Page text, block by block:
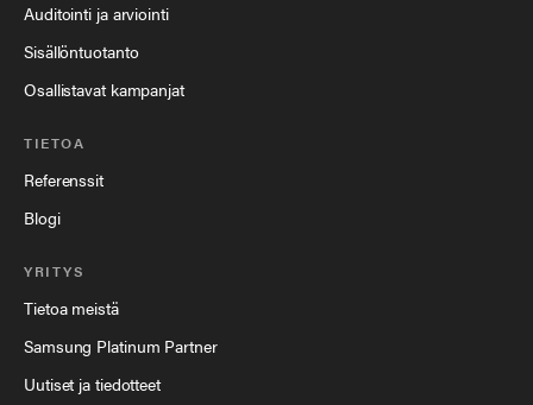
Auditointi ja arviointi
Sisällöntuotanto
Osallistavat kampanjat
TIETOA
Referenssit
Blogi
YRITYS
Tietoa meistä
Samsung Platinum Partner
Uutiset ja tiedotteet